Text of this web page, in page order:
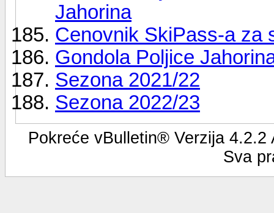
Jahorina
Cenovnik SkiPass-a za
Gondola Poljice
Sezona 2021/22
Sezona 2022/23
Pokreće vBulletin® Verzija
Sva